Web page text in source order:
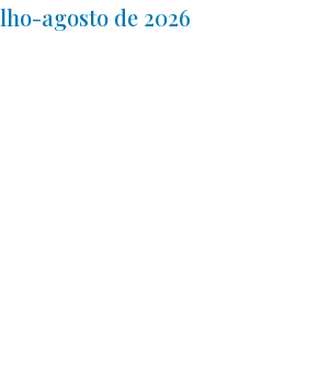
agosto de 2026